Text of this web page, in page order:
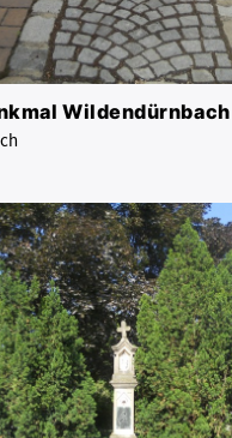
Wildendürnbach